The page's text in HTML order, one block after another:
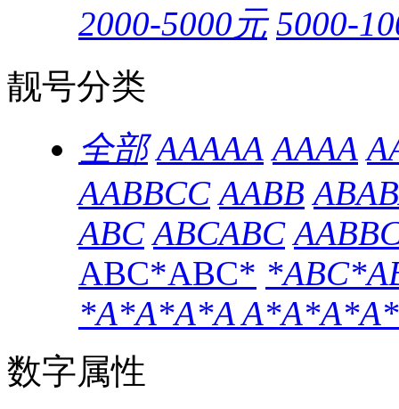
2000-5000元 5000-
靓号分类
全部 AAAAA AAAA
AABBCC AABB
ABC ABCABC
ABC*ABC*
*A*A*A*AA*A*A*A*
数字属性